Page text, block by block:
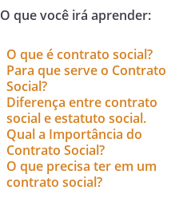
O que você irá aprender:
O que é contrato social?
Para que serve o Contrato
Social?
Diferença entre contrato
social e estatuto social.
Qual a Importância do
Contrato Social?
O que precisa ter em um
contrato social?